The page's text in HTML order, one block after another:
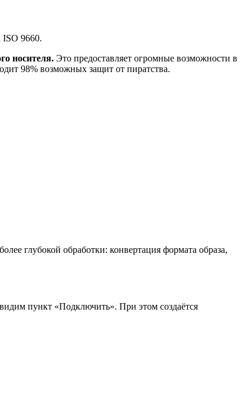
ISO 9660.
носителя. Это предоставляет огромные возможности в
98% возможных защит от пиратства.
глубокой обработки: конвертация формата образа,
пункт «Подключить». При этом создаётся